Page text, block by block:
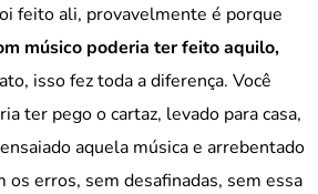
feito ali, provavelmente é porque
músico poderia ter feito aquilo,
isso fez toda a diferença. Você
ter pego o cartaz, levado para casa,
aquela música e arrebentado
os erros, sem desafinadas, sem essa